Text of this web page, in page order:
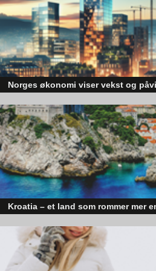
til varme i et hus, er utvendig
finnes et stort marked der, poengterer
Nidaros Glass og Montasje er
dekker området Trondheim og
det hele Trøndelag som er
Norges økonomi viser vekst og
skaper optimisme på tvers av ulike
posisjonert til å dra nytte av denne
Kroatia – et land som rommer mer
sider enn det førsteinntrykket mange